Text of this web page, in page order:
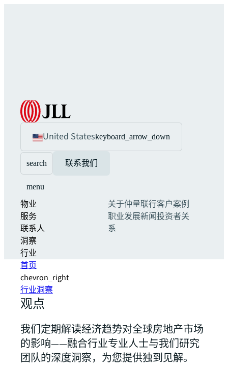
United Stateskeyboard_arrow_down
search 联系我们
menu
物业
服务
联系人
洞察
行业
关于仲量联行客户案例
职业发展新闻投资者关
系
首页
chevron_right
行业洞察
观点
我们定期解读经济趋势对全球房地产市场
的影响——融合行业专业人士与我们研究
团队的深度洞察，为您提供独到见解。